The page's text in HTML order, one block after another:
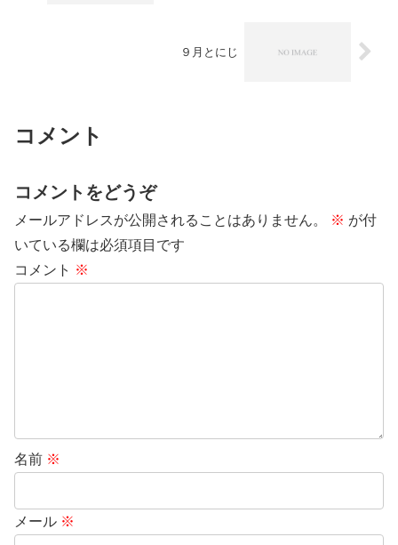
９月とにじ
コメント
コメントをどうぞ
メールアドレスが公開されることはありません。 ※ が付
いている欄は必須項目です
コメント ※
名前 ※
メール ※